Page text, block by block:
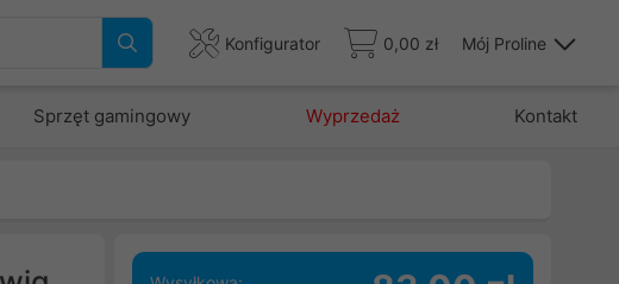
Konfigurator 0,00 zł Mój Proline
Sprzęt gamingowy Wyprzedaż Kontakt